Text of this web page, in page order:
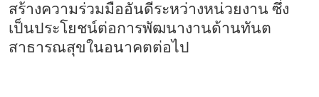
สร้างความร่วมมืออันดีระหว่างหน่วยงาน ซึ่ง
เป็นประโยชน์ต่อการพัฒนางานด้านทันต
สาธารณสุขในอนาคตต่อไป